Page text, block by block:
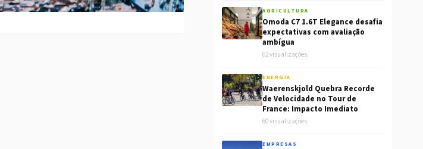
AGRICULTURA
Omoda C7 1.6T Elegance desafia
expectativas com avaliação
ambígua
62 visualizações
ENERGIA
Waerenskjold Quebra Recorde
de Velocidade no Tour de
France: Impacto Imediato
60 visualizações
EMPRESAS